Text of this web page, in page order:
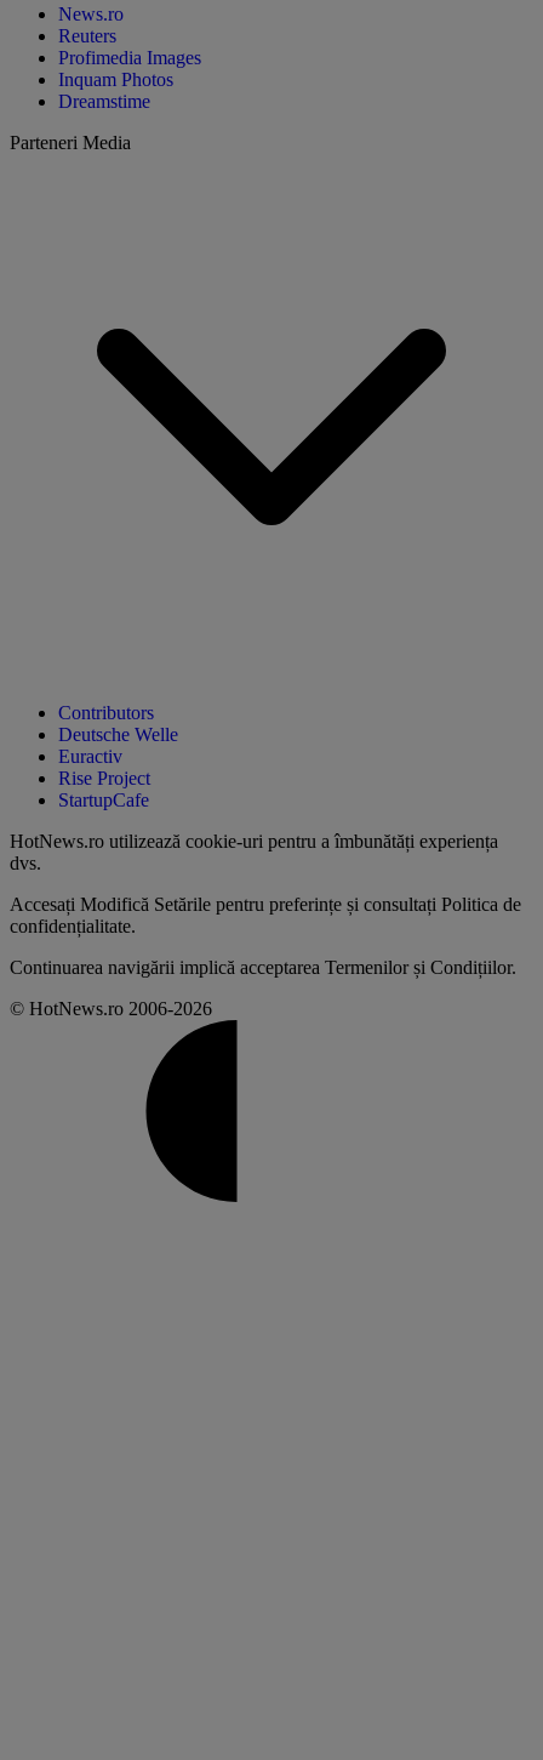
News.ro
Reuters
Profimedia Images
Inquam Photos
Dreamstime
Parteneri Media
Contributors
Deutsche Welle
Euractiv
Rise Project
StartupCafe
HotNews.ro utilizează cookie-uri pentru a îmbunătăți experiența
dvs.
Accesați Modifică Setările pentru preferințe și consultați Politica de
confidențialitate.
Continuarea navigării implică acceptarea Termenilor și Condițiilor.
© HotNews.ro 2006-2026